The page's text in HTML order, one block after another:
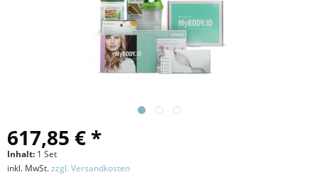
617,85 € *
Inhalt: 1 Set
inkl. MwSt.zzgl. Versandkosten